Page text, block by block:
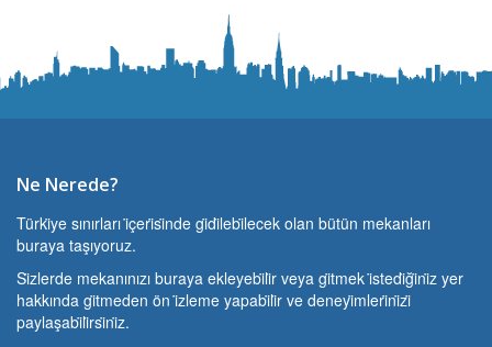
Ne Nerede?
Türki̇ye sınırları i̇çeri̇si̇nde gi̇di̇lebi̇lecek olan bütün mekanları
buraya taşıyoruz.
Si̇zlerde mekanınızı buraya ekleyebi̇li̇r veya gi̇tmek i̇stedi̇ği̇ni̇z yer
hakkında gi̇tmeden ön i̇zleme yapabi̇li̇r ve deneyi̇mleri̇ni̇zi̇
paylaşabi̇li̇rsi̇ni̇z.